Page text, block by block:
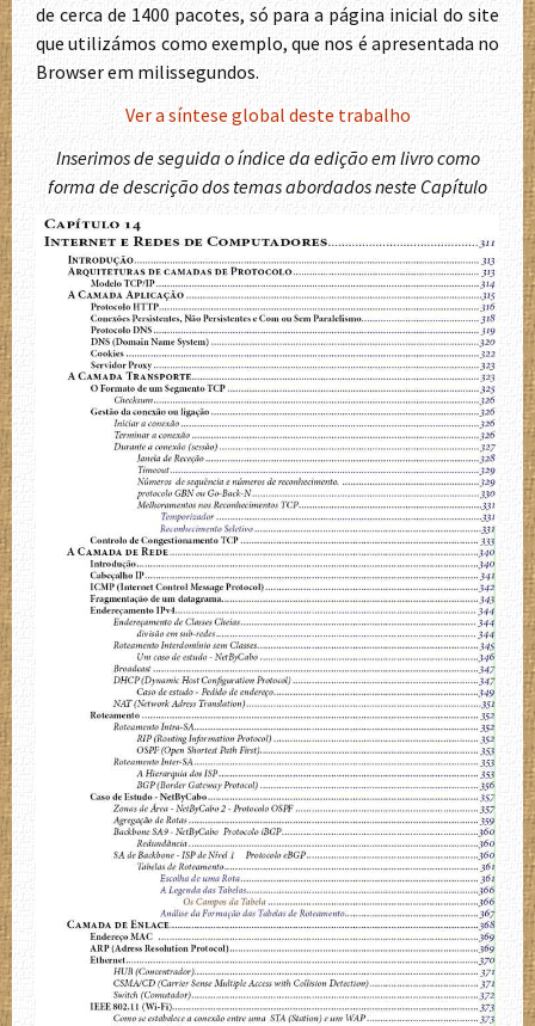
de cerca de 1400 pacotes, só para a página inicial do site
que utilizámos como exemplo, que nos é apresentada no
Browser em milissegundos.
Ver a síntese global deste trabalho
Inserimos de seguida o índice da edição em livro como
forma de descrição dos temas abordados neste Capítulo